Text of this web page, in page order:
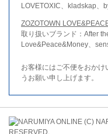
LOVETOXIC、kladskap、
ZOZOTOWN
取り扱いブランド：After
Love&Peace&Money、
お客様にはご不便をおかけ
うお願い申し上げます。